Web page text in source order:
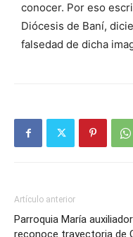
conocer. Por eso
Diócesis de Baní,
falsedad de dicha
Artículo anterior
Parroquia María
reconoce trayectoria de